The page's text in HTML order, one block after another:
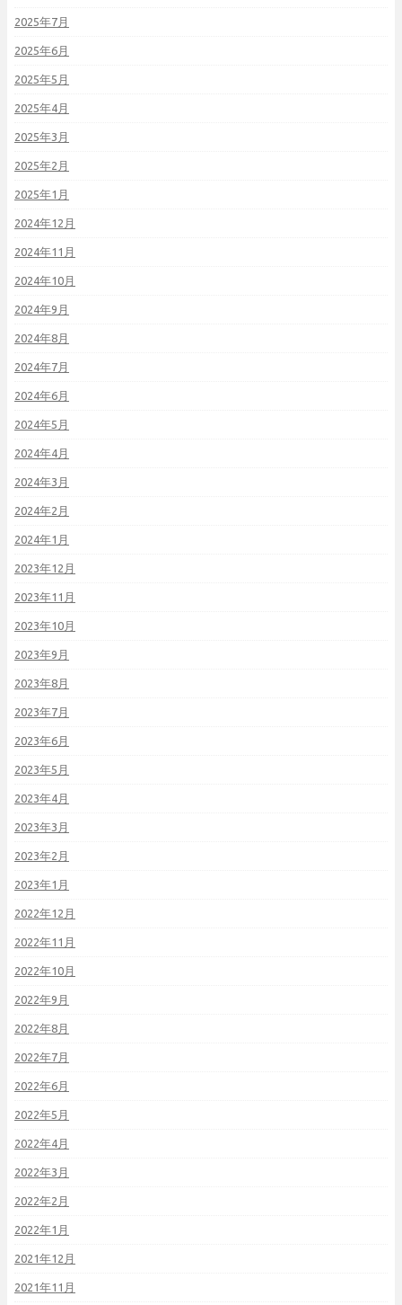
2025年7月
2025年6月
2025年5月
2025年4月
2025年3月
2025年2月
2025年1月
2024年12月
2024年11月
2024年10月
2024年9月
2024年8月
2024年7月
2024年6月
2024年5月
2024年4月
2024年3月
2024年2月
2024年1月
2023年12月
2023年11月
2023年10月
2023年9月
2023年8月
2023年7月
2023年6月
2023年5月
2023年4月
2023年3月
2023年2月
2023年1月
2022年12月
2022年11月
2022年10月
2022年9月
2022年8月
2022年7月
2022年6月
2022年5月
2022年4月
2022年3月
2022年2月
2022年1月
2021年12月
2021年11月